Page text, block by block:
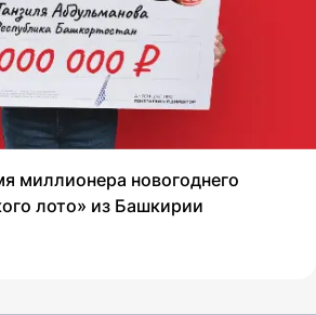
миллионера новогоднего
лото» из Башкирии